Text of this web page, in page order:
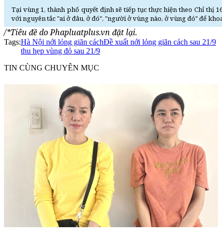
Tại vùng 1, thành phố quyết định sẽ tiếp tục thực hiện theo Chỉ thị
với nguyên tắc "ai ở đâu, ở đó", "người ở vùng nào, ở vùng đó" để
/*Tiêu đề do Phapluatplus.vn đặt lại.
Tags:Hà Nội nới lỏng giãn cáchĐề xuất nới lỏng giãn cách sau 21/9
thu hẹp vùng đỏ sau 21/9
TIN CÙNG CHUYÊN MỤC